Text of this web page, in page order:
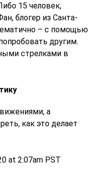
15 человек,
блогер из Санта-
– с помощью
другим.
стрелками в
а
как это делает
at 2:07am PST